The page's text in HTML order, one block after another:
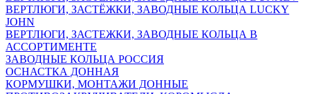
ВЕРТЛЮГИ, ЗАСТЁЖКИ, ЗАВОДНЫЕ КОЛЬЦА LUCKY
JOHN
ВЕРТЛЮГИ, ЗАСТЕЖКИ, ЗАВОДНЫЕ КОЛЬЦА В
АССОРТИМЕНТЕ
ЗАВОДНЫЕ КОЛЬЦА РОССИЯ
ОСНАСТКА ДОННАЯ
КОРМУШКИ, МОНТАЖИ ДОННЫЕ